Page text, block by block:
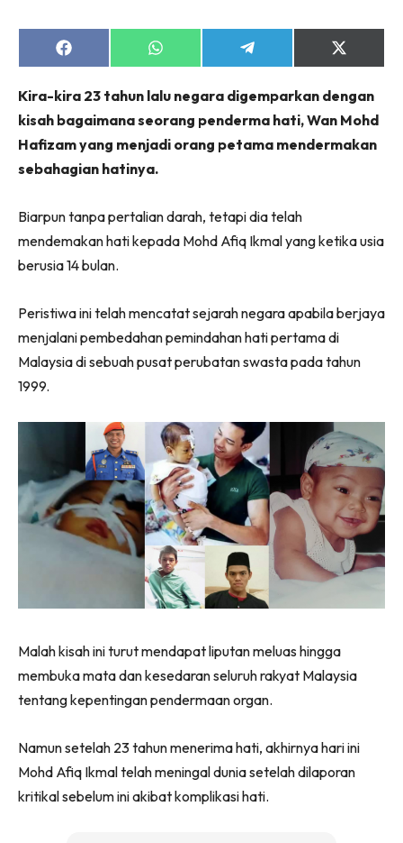
Dengan ini saya bersetuju denganTerma Penggunaandan
Langganan anda telah diterima. Terima kasih!
Lubuk konten Kesihatan dan penjagaan diri
segalanya di seeNI. Rapi kini di seeNI.
Download
Share
on
Share
on
Share
on
Share
on
(Twitter)
Kira-kira 23 tahun lalu negara digemparkan dengan
kisah bagaimana seorang penderma hati, Wan Mohd
Hafizam yang menjadi orang petama mendermakan
sebahagian hatinya.
Biarpun tanpa pertalian darah, tetapi dia telah
mendemakan hati kepada Mohd Afiq Ikmal yang ketika usia
berusia 14 bulan.
Peristiwa ini telah mencatat sejarah negara apabila berjaya
menjalani pembedahan pemindahan hati pertama di
Malaysia di sebuah pusat perubatan swasta pada tahun
1999.
Malah kisah ini turut mendapat liputan meluas hingga
membuka mata dan kesedaran seluruh rakyat Malaysia
tentang kepentingan pendermaan organ.
Namun setelah 23 tahun menerima hati, akhirnya hari ini
Mohd Afiq Ikmal telah meningal dunia setelah dilaporan
kritikal sebelum ini akibat komplikasi hati.